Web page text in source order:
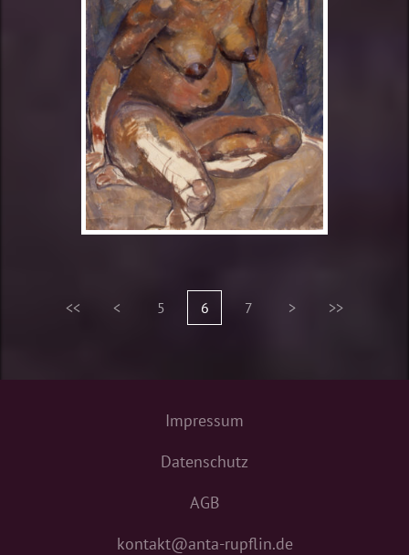
<< < 5 6 7 > >>
Impressum
Datenschutz
AGB
kontakt@anta-rupflin.de